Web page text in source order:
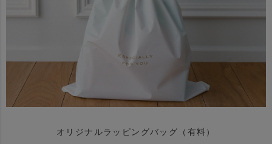
オリジナルラッピングバッグ（有料）